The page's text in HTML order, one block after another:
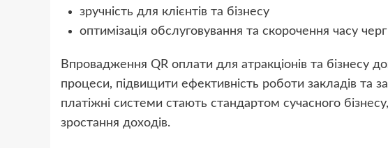
зручність для клієнтів та бізнесу
оптимізація обслуговування та скорочення часу черг
Впровадження QR оплати для атракціонів та бізнесу
процеси, підвищити ефективність роботи закладів та
платіжні системи стають стандартом сучасного
зростання доходів.